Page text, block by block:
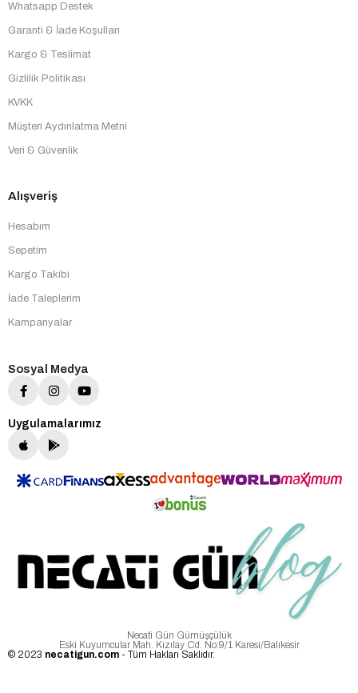
Whatsapp Destek
Garanti & İade Koşulları
Kargo & Teslimat
Gizlilik Politikası
KVKK
Müşteri Aydınlatma Metni
Veri & Güvenlik
Alışveriş
Hesabım
Sepetim
Kargo Takibi
İade Taleplerim
Kampanyalar
Sosyal Medya
Uygulamalarımız
Necati Gün Gümüşçülük
Eski Kuyumcular Mah. Kızılay Cd. No:9/1 Karesi/Balıkesir
© 2023 necatigun.com - Tüm Hakları Saklıdır.